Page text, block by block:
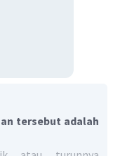
tersebut adalah